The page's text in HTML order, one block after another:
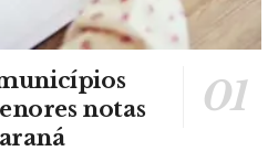
notas